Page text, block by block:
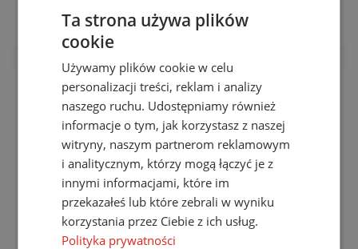
produkt
Kable LMR Ultraflex®
Kable LMR®
(standard)
Ta strona używa plików
cookie
Używamy plików cookie w celu
personalizacji treści, reklam i analizy
naszego ruchu. Udostępniamy również
informacje o tym, jak korzystasz z naszej
witryny, naszym partnerom reklamowym
i analitycznym, którzy mogą łączyć je z
innymi informacjami, które im
przekazałeś lub które zebrali w wyniku
korzystania przez Ciebie z ich usług.
Polityka prywatności